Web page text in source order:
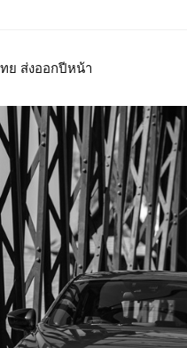
ย ส่งออกปีหน้า